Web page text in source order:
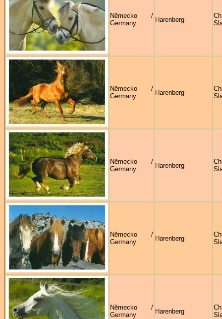
Německo /
Germany
Harenberg
Německo /
Germany
Harenberg
Německo /
Germany
Harenberg
Německo /
Germany
Harenberg
Německo /
Germany
Harenberg